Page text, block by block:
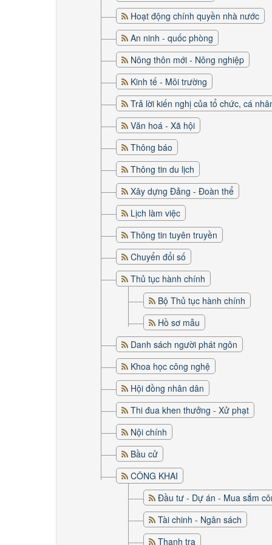
Hoạt động chính quyền nhà nước
An ninh - quốc phòng
Nông thôn mới - Nông nghiệp
Kinh tế - Môi trường
Trả lời kiến nghị của tổ chức, cá
Văn hoá - Xã hội
Thông báo
Thông tin du lịch
Xây dựng Đảng - Đoàn thể
Lịch làm việc
Thông tin tuyên truyền
Chuyển đổi số
Thủ tục hành chính
Bộ Thủ tục hành chính
Hồ sơ mẫu
Danh sách người phát ngôn
Khoa học công nghệ
Hội đồng nhân dân
Thi đua khen thưởng - Xử phạt
Nội chính
Bầu cử
CÔNG KHAI
Đầu tư - Dự án - Mua sắm
Tài chinh - Ngân sách
Thanh tra